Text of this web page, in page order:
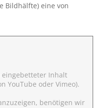
Bildhälfte) eine von
eingebetteter Inhalt
YouTube oder Vimeo).
benötigen wir